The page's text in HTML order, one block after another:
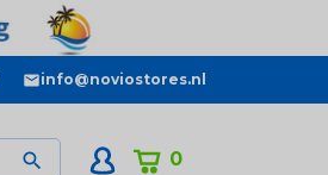
info@noviostores.nl
0
